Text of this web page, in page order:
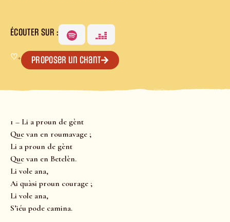
ÉCOUTER SUR :
♡+ Proposer un chant
1 – Li a proun de gènt
Que van en roumavage ;
Li a proun de gènt
Que van en Betelèn.
Li vole ana,
Ai quàsi proun courage ;
Li vole ana,
S’iéu pode camina.